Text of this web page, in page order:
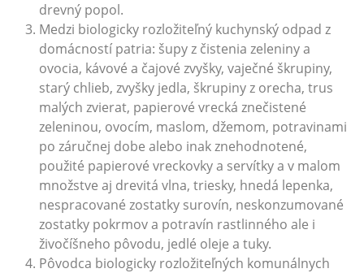
drevný popol.
Medzi biologicky rozložiteľný kuchynský odpad z
domácností patria: šupy z čistenia zeleniny a
ovocia, kávové a čajové zvyšky, vaječné škrupiny,
starý chlieb, zvyšky jedla, škrupiny z orecha, trus
malých zvierat, papierové vrecká znečistené
zeleninou, ovocím, maslom, džemom, potravinami
po záručnej dobe alebo inak znehodnotené,
použité papierové vreckovky a servítky a v malom
množstve aj drevitá vlna, triesky, hnedá lepenka,
nespracované zostatky surovín, neskonzumované
zostatky pokrmov a potravín rastlinného ale i
živočíšneho pôvodu, jedlé oleje a tuky.
Pôvodca biologicky rozložiteľných komunálnych